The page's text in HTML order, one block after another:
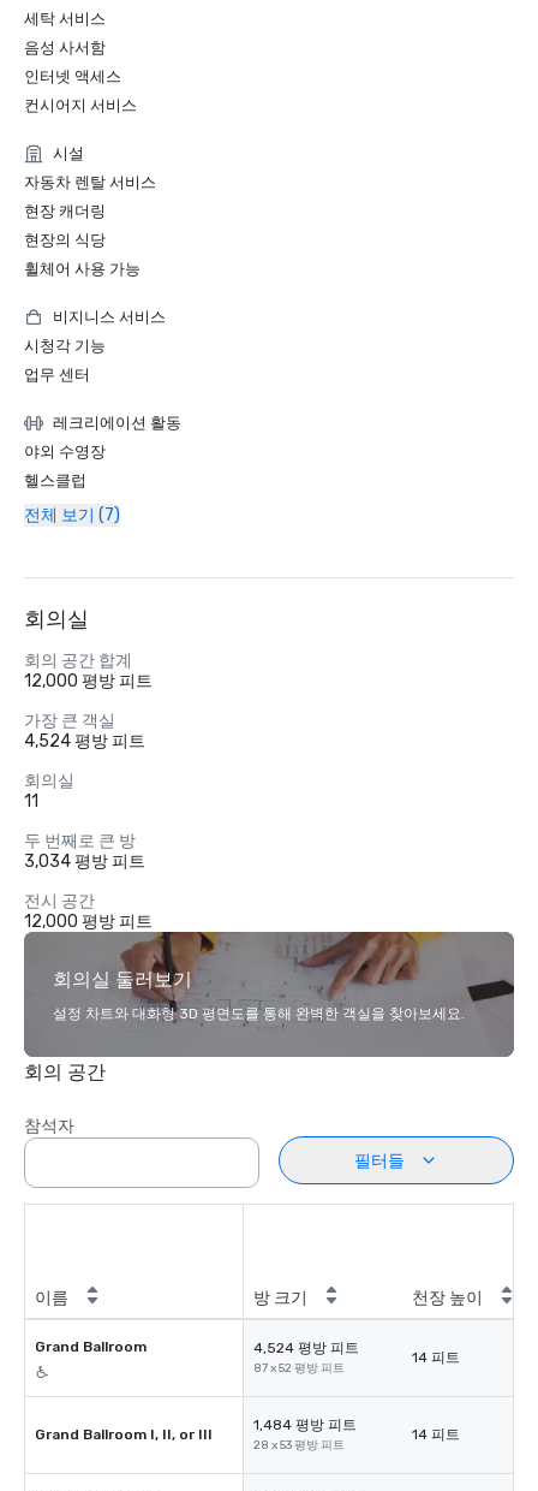
세탁 서비스
음성 사서함
인터넷 액세스
컨시어지 서비스
시설
자동차 렌탈 서비스
현장 캐더링
현장의 식당
휠체어 사용 가능
비지니스 서비스
시청각 기능
업무 센터
레크리에이션 활동
야외 수영장
헬스클럽
전체 보기 (7)
회의실
회의 공간 합계
12,000 평방 피트
가장 큰 객실
4,524 평방 피트
회의실
11
두 번째로 큰 방
3,034 평방 피트
전시 공간
12,000 평방 피트
회의실 둘러보기
설정 차트와 대화형 3D 평면도를 통해 완벽한 객실을 찾아보세요.
회의 공간
참석자
필터들
이름 방 크기 천장 높이
Grand Ballroom 4,524 평방 피트
87 x 52 평방 피트
14 피트
Grand Ballroom I, II, or III
1,484 평방 피트
28 x 53 평방 피트
14 피트